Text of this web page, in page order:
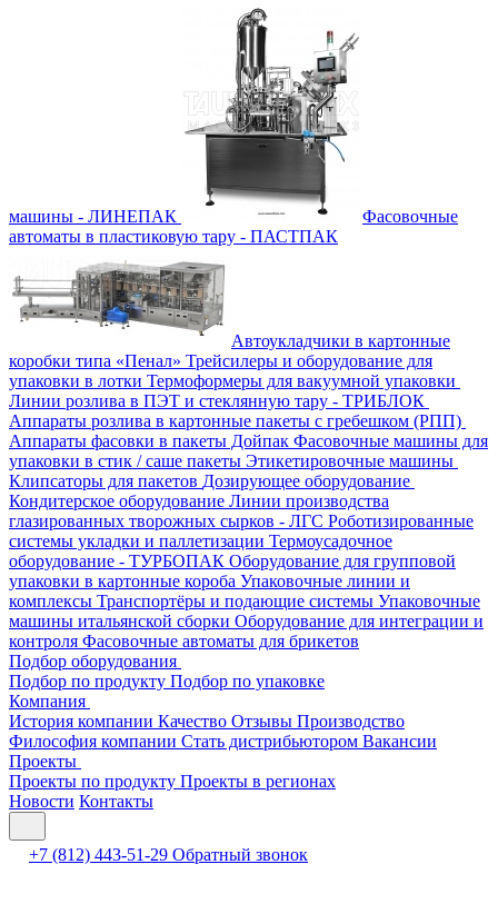
машины - ЛИНЕПАК
Фасовочные
автоматы в пластиковую тару - ПАСТПАК
Автоукладчики в картонные
коробки типа «Пенал» Трейсилеры и оборудование для
упаковки в лотки Термоформеры для вакуумной упаковки
Линии розлива в ПЭТ и стеклянную тару - ТРИБЛОК
Аппараты розлива в картонные пакеты с гребешком (РПП)
Аппараты фасовки в пакеты Дойпак Фасовочные машины для
упаковки в стик / саше пакеты Этикетировочные машины
Клипсаторы для пакетов Дозирующее оборудование
Кондитерское оборудование Линии производства
глазированных творожных сырков - ЛГС Роботизированные
системы укладки и паллетизации Термоусадочное
оборудование - ТУРБОПАК Оборудование для групповой
упаковки в картонные короба Упаковочные линии и
комплексы Транспортёры и подающие системы Упаковочные
машины итальянской сборки Оборудование для интеграции и
контроля Фасовочные автоматы для брикетов
Подбор оборудования
Подбор по продукту Подбор по упаковке
Компания
История компании Качество Отзывы Производство
Философия компании Стать дистрибьютором Вакансии
Проекты
Проекты по продукту Проекты в регионах
Новости Контакты
+7 (812) 443-51-29 Обратный звонок